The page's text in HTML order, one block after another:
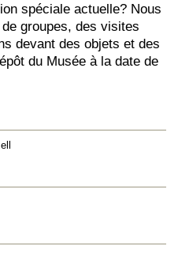
spéciale actuelle? Nous
groupes, des visites
devant des objets et des
du Musée à la date de